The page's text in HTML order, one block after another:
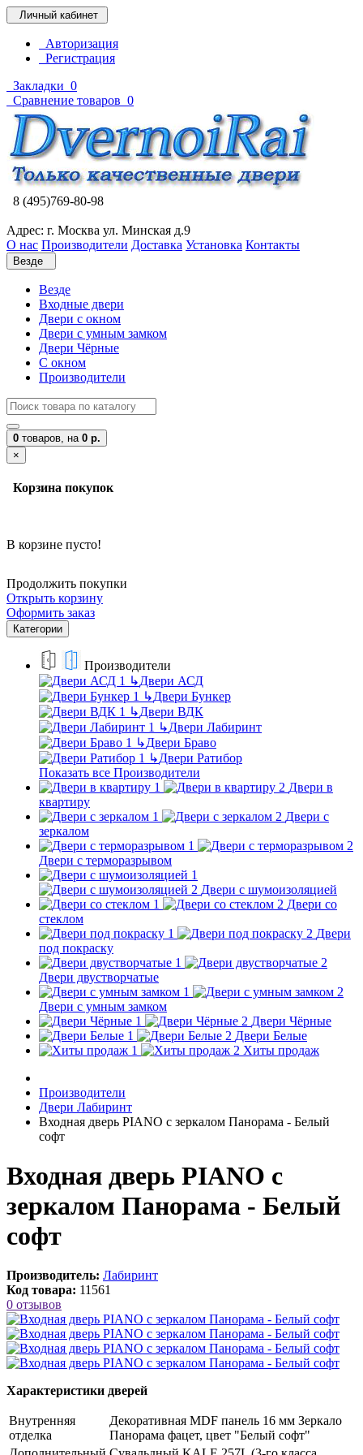
Личный кабинет
Авторизация
Регистрация
Закладки 0
Сравнение товаров 0
8 (495)769-80-98
Адрес: г. Москва ул. Минская д.9
О нас Производители Доставка Установка Контакты
Везде
Везде
Входные двери
Двери с окном
Двери с умным замком
Двери Чёрные
C окном
Производители
0 товаров, на 0 р.
×
Корзина покупок
В корзине пусто!
Продолжить покупки
Открыть корзину
Оформить заказ
Категории
Производители
↳Двери АСД
↳Двери Бункер
↳Двери ВДК
↳Двери Лабиринт
↳Двери Браво
↳Двери Ратибор
Показать все Производители
Двери в
квартиру
Двери с
зеркалом
Двери с терморазрывом
Двери с шумоизоляцией
Двери со
стеклом
Двери
под покраску
Двери двустворчатые
Двери с умным замком
Двери Чёрные
Двери Белые
Хиты продаж
Производители
Двери Лабиринт
Входная дверь PIANO с зеркалом Панорама - Белый
софт
Входная дверь PIANO с
зеркалом Панорама - Белый
софт
Производитель: Лабиринт
Код товара: 11561
0 отзывов
Характеристики дверей
Внутренняя
отделка
Декоративная MDF панель 16 мм Зеркало
Панорама фацет, цвет "Белый софт"